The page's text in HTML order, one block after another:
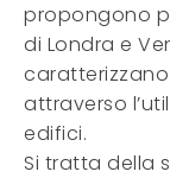
propongono
di Londra e
attraverso
edifici.
Si tratta della